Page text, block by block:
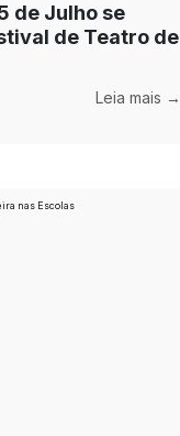
de Julho se
de Teatro de
Leia mais →